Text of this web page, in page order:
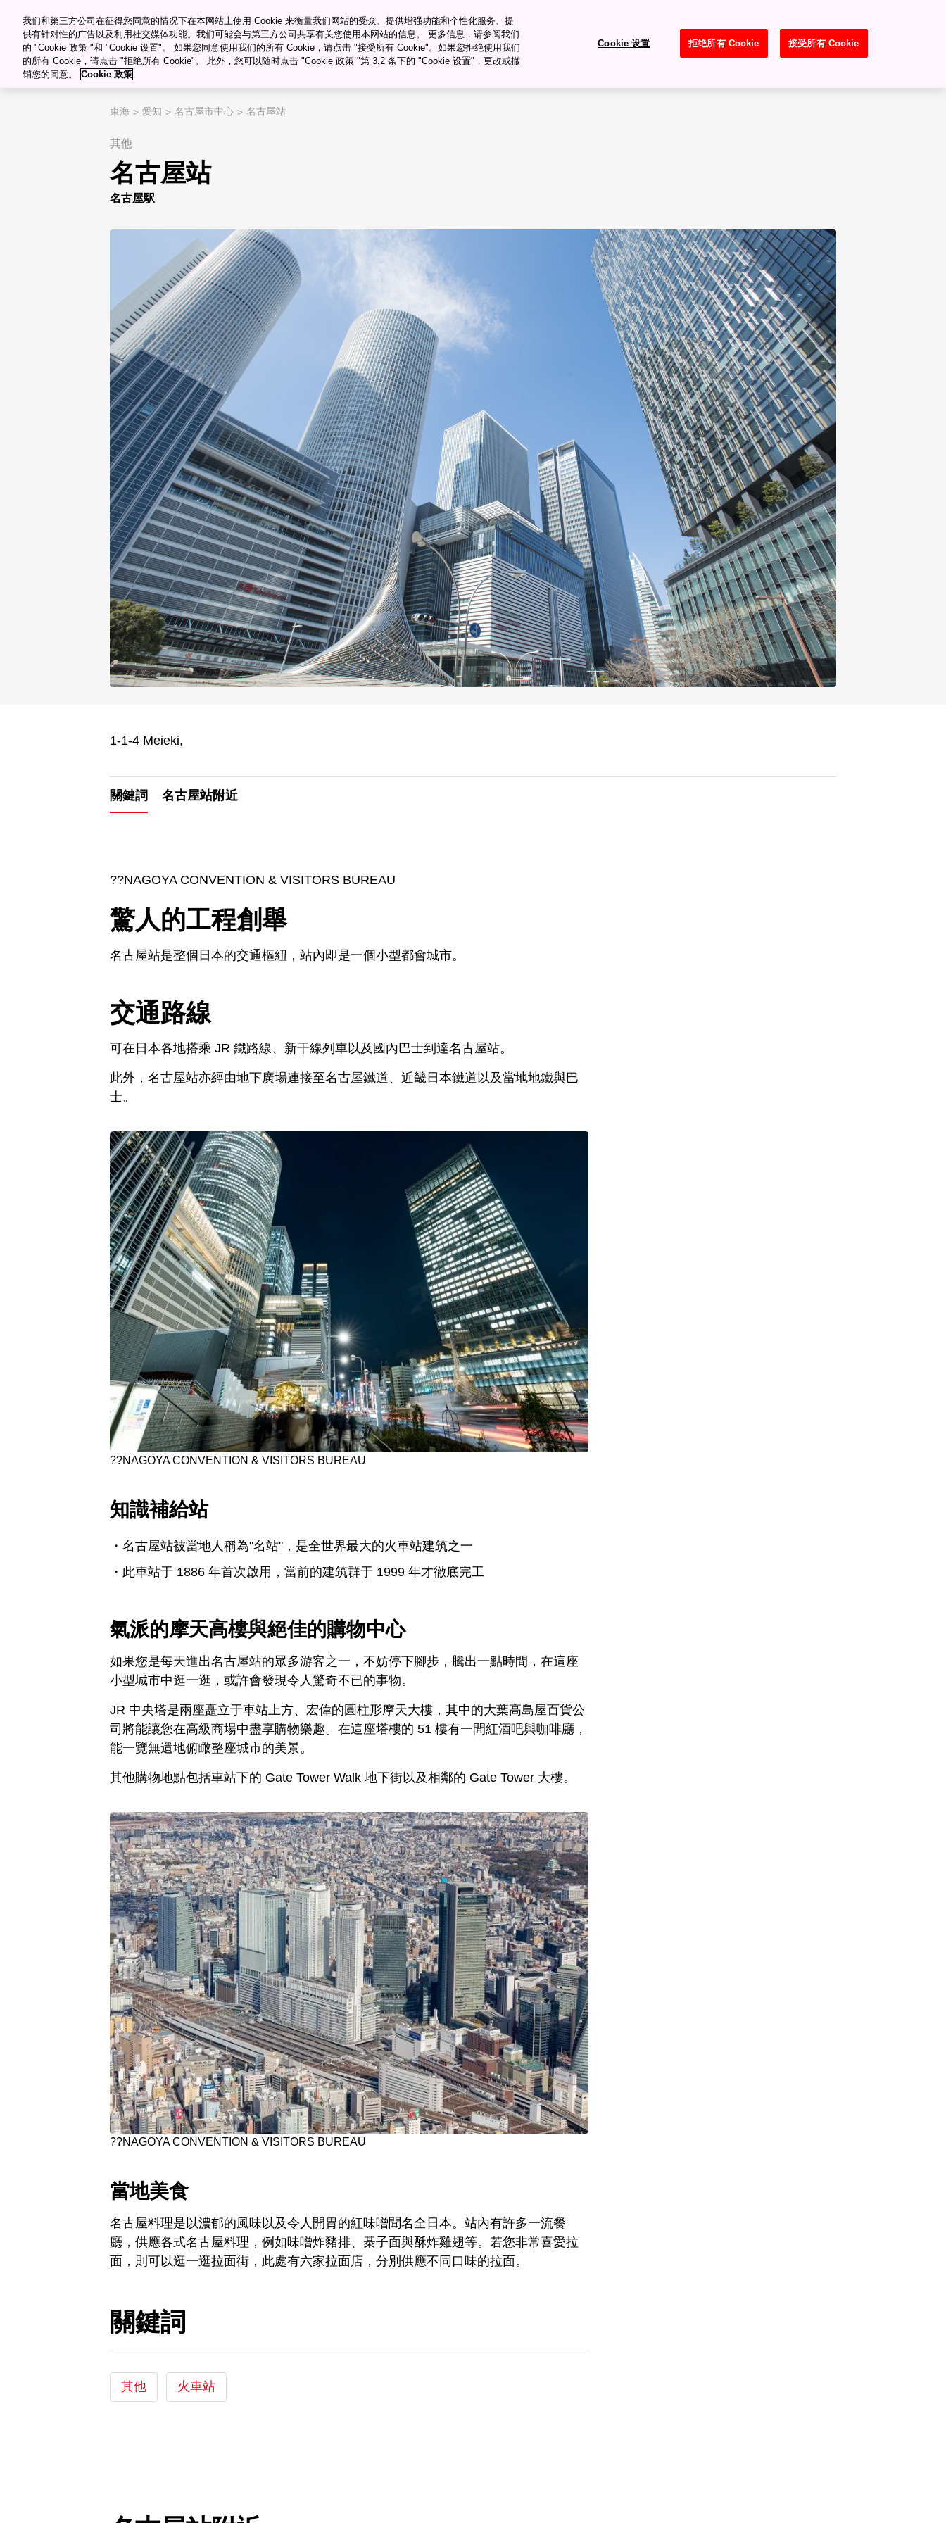
Meetings & Events
目的�?/span> 旅行�ȝ�� 旅行计划
"="">
My Favorites
東海 愛知 名古屋市中心 名古屋站
其他
名古屋站
名古屋駅
1-1-4 Meieki,
關鍵詞 名古屋站附近
??NAGOYA CONVENTION & VISITORS BUREAU
驚人的工程創舉
名古屋站是整個日本的交通樞紐，站內即是一個小型都會城市。
交通路線
可在日本各地搭乘 JR 鐵路線、新干線列車以及國內巴士到達名古屋站。
此外，名古屋站亦經由地下廣場連接至名古屋鐵道、近畿日本鐵道以及當地地鐵與巴
士。
??NAGOYA CONVENTION & VISITORS BUREAU
知識補給站
名古屋站被當地人稱為"名站"，是全世界最大的火車站建筑之一
此車站于 1886 年首次啟用，當前的建筑群于 1999 年才徹底完工
氣派的摩天高樓與絕佳的購物中心
如果您是每天進出名古屋站的眾多游客之一，不妨停下腳步，騰出一點時間，在這座
小型城市中逛一逛，或許會發現令人驚奇不已的事物。
JR 中央塔是兩座矗立于車站上方、宏偉的圓柱形摩天大樓，其中的大葉高島屋百貨公
司將能讓您在高級商場中盡享購物樂趣。在這座塔樓的 51 樓有一間紅酒吧與咖啡廳，
能一覽無遺地俯瞰整座城市的美景。
其他購物地點包括車站下的 Gate Tower Walk 地下街以及相鄰的 Gate Tower 大樓。
??NAGOYA CONVENTION & VISITORS BUREAU
當地美食
名古屋料理是以濃郁的風味以及令人開胃的紅味噌聞名全日本。站內有許多一流餐
廳，供應各式名古屋料理，例如味噌炸豬排、棊子面與酥炸雞翅等。若您非常喜愛拉
面，則可以逛一逛拉面街，此處有六家拉面店，分別供應不同口味的拉面。
關鍵詞
其他 火車站
我们和第三方公司在征得您同意的情况下在本网站上使用 Cookie 来衡量我们网站的受众、提供增强功能和个性化服务、提
供有针对性的广告以及利用社交媒体功能。我们可能会与第三方公司共享有关您使用本网站的信息。 更多信息，请参阅我们
的 "Cookie 政策 "和 "Cookie 设置"。 如果您同意使用我们的所有 Cookie，请点击 "接受所有 Cookie"。如果您拒绝使用我们
的所有 Cookie，请点击 "拒绝所有 Cookie"。 此外，您可以随时点击 "Cookie 政策 "第 3.2 条下的 "Cookie 设置"，更改或撤
销您的同意。
Cookie 政策
Cookie 设置 拒绝所有 Cookie 接受所有 Cookie